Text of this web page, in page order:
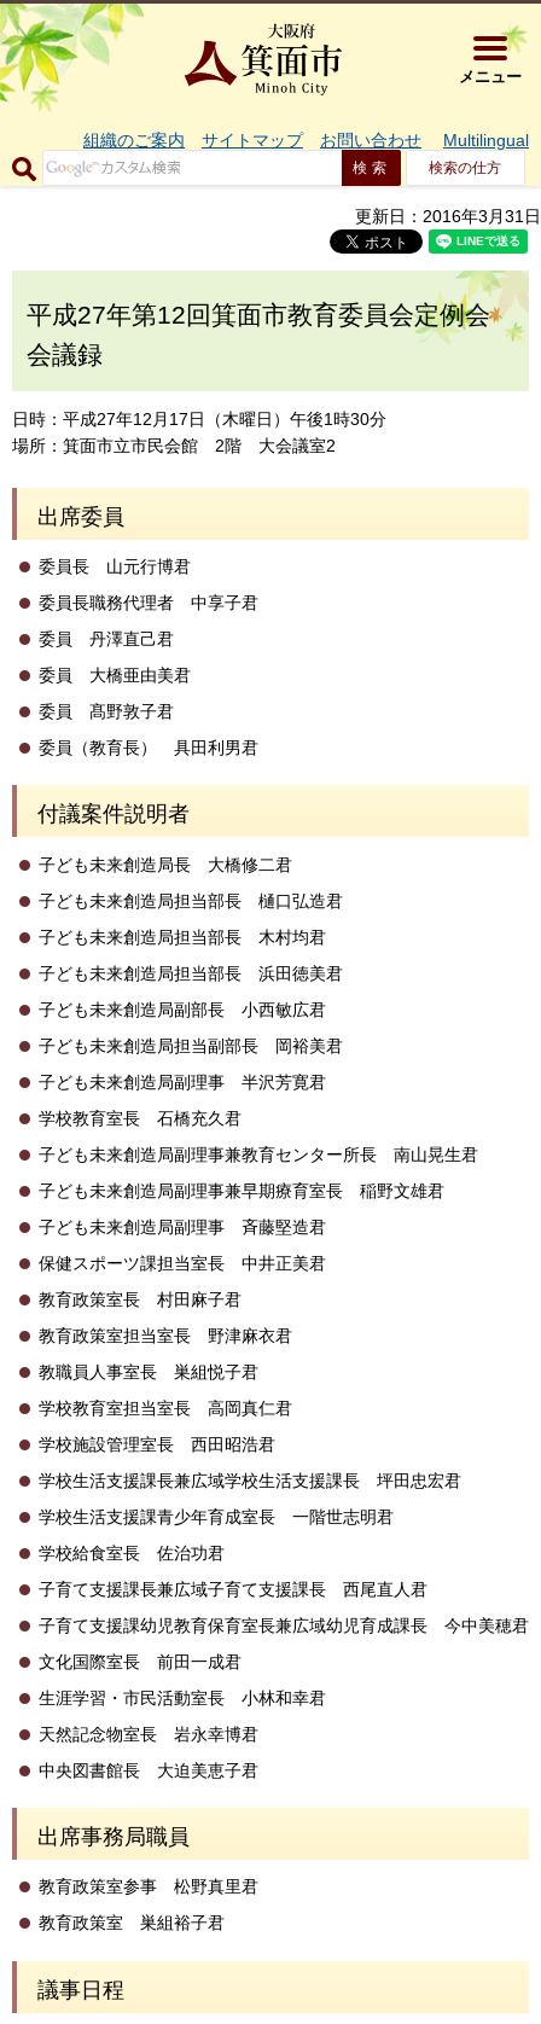
大阪府箕
メニュー
組織のご案内 サイトマップ お問い合わせ Multilingual
検索の仕方
更新日：2016年3月31日
平成27年第12回箕面市教育委員会定例会
会議録
日時：平成27年12月17日（木曜日）午後1時30分
場所：箕面市立市民会館 2階 大会議室2
出席委員
委員長 山元行博君
委員長職務代理者 中享子君
委員 丹澤直己君
委員 大橋亜由美君
委員 髙野敦子君
委員（教育長） 具田利男君
付議案件説明者
子ども未来創造局長 大橋修二君
子ども未来創造局担当部長 樋口弘造君
子ども未来創造局担当部長 木村均君
子ども未来創造局担当部長 浜田徳美君
子ども未来創造局副部長 小西敏広君
子ども未来創造局担当副部長 岡裕美君
子ども未来創造局副理事 半沢芳寛君
学校教育室長 石橋充久君
子ども未来創造局副理事兼教育センター所長 南山晃生君
子ども未来創造局副理事兼早期療育室長 稲野文雄君
子ども未来創造局副理事 斉藤堅造君
保健スポーツ課担当室長 中井正美君
教育政策室長 村田麻子君
教育政策室担当室長 野津麻衣君
教職員人事室長 巣組悦子君
学校教育室担当室長 高岡真仁君
学校施設管理室長 西田昭浩君
学校生活支援課長兼広域学校生活支援課長 坪田忠宏君
学校生活支援課青少年育成室長 一階世志明君
学校給食室長 佐治功君
子育て支援課長兼広域子育て支援課長 西尾直人君
子育て支援課幼児教育保育室長兼広域幼児育成課長 今中美穂君
文化国際室長 前田一成君
生涯学習・市民活動室長 小林和幸君
天然記念物室長 岩永幸博君
中央図書館長 大迫美恵子君
出席事務局職員
教育政策室参事 松野真里君
教育政策室 巣組裕子君
議事日程